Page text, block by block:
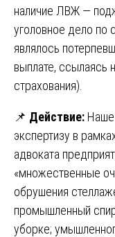
наличие ЛВЖ —
уголовное дело по
являлось
выплате, ссылаясь
страхования).
📌 Действие:
экспертизу в
адвоката
«множественные
обрушения
промышленный
уборке;